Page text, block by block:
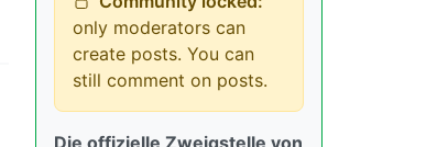
only moderators can
create posts. You can
still comment on posts.
Die offizielle Zweigstelle von